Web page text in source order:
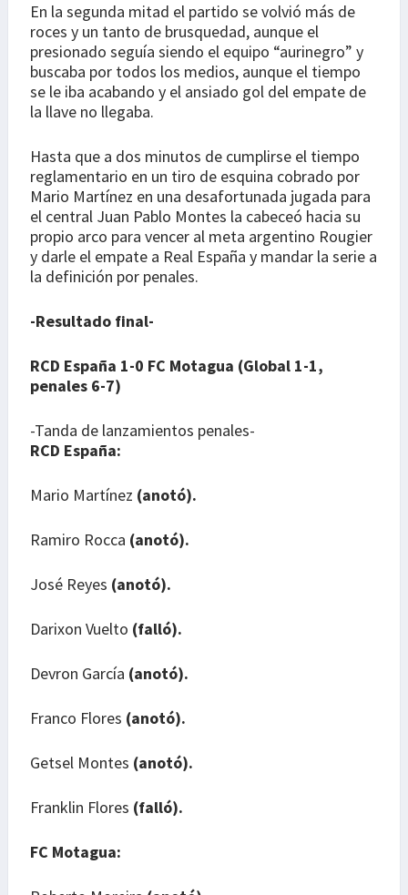
En la segunda mitad el partido se volvió más de
roces y un tanto de brusquedad, aunque el
presionado seguía siendo el equipo “aurinegro” y
buscaba por todos los medios, aunque el tiempo
se le iba acabando y el ansiado gol del empate de
la llave no llegaba.
Hasta que a dos minutos de cumplirse el tiempo
reglamentario en un tiro de esquina cobrado por
Mario Martínez en una desafortunada jugada para
el central Juan Pablo Montes la cabeceó hacia su
propio arco para vencer al meta argentino Rougier
y darle el empate a Real España y mandar la serie a
la definición por penales.
-Resultado final-
RCD España 1-0 FC Motagua (Global 1-1,
penales 6-7)
-Tanda de lanzamientos penales-
RCD España:
Mario Martínez (anotó).
Ramiro Rocca (anotó).
José Reyes (anotó).
Darixon Vuelto (falló).
Devron García (anotó).
Franco Flores (anotó).
Getsel Montes (anotó).
Franklin Flores (falló).
FC Motagua: